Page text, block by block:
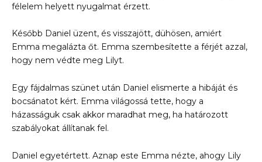
félelem helyett nyugalmat érzett.
Később Daniel üzent, és visszajött, dühösen, amiért
Emma megalázta őt. Emma szembesítette a férjét azzal,
hogy nem védte meg Lilyt.
Egy fájdalmas szünet után Daniel elismerte a hibáját és
bocsánatot kért. Emma világossá tette, hogy a
házasságuk csak akkor maradhat meg, ha határozott
szabályokat állítanak fel.
Daniel egyetértett. Aznap este Emma nézte, ahogy Lily